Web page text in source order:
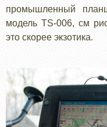
промышленный
модель TS-006, см
это скорее экзотика.